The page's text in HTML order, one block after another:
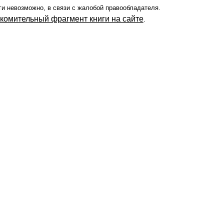
невозможно, в связи с жалобой правообладателя.
фрагмент книги на сайте.